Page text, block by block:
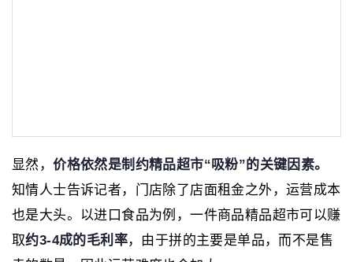
显然，价格依然是制约精品超市“吸粉”的关键因素。
知情人士告诉记者，门店除了店面租金之外，运营成本
也是大头。以进口食品为例，一件商品精品超市可以赚
取约3-4成的毛利率，由于拼的主要是单品，而不是售